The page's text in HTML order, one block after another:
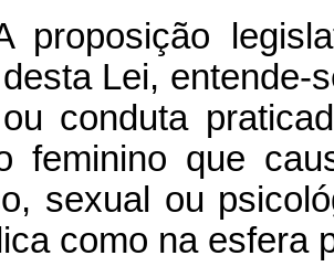
proposição
Lei, entende-
conduta
feminino que
sexual ou
como na esfera